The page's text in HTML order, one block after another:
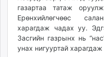
га­зартаа татаж
Ерөнхийлөгчөөс
харагдаж чадах уу.
Засгийн газ­рынх нь
унах нигууртай харагдаж